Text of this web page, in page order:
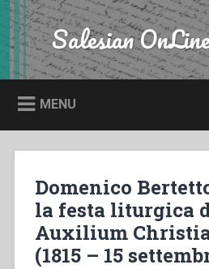
Skip
to
content
Search Salesian
MENU
Domenico
la festa liturgica
Auxilium
(1815 – 15